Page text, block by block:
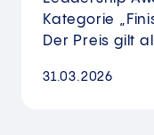
Kategorie
Der Preis gilt
31.03.2026